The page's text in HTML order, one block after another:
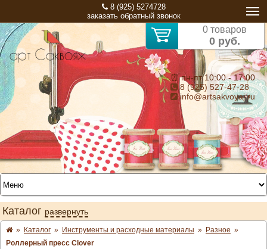
8 (925) 5274728
заказать обратный звонок
0 товаров
0 руб.
⏰ пн-пт 10:00 - 17:00
8 (925) 527-47-28
info@artsakvoyaj.ru
Каталог развернуть
» Каталог » Инструменты и расходные материалы » Разное »
Роллерный пресс Clover